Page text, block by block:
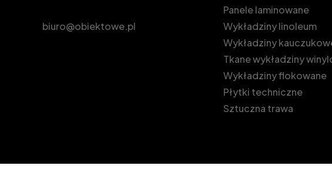
biuro@obiektowe.pl
Panele laminowane
Wykładziny linoleum
Wykładziny
Tkane wykładziny
Wykładziny flokowane
Płytki techniczne
Sztuczna trawa